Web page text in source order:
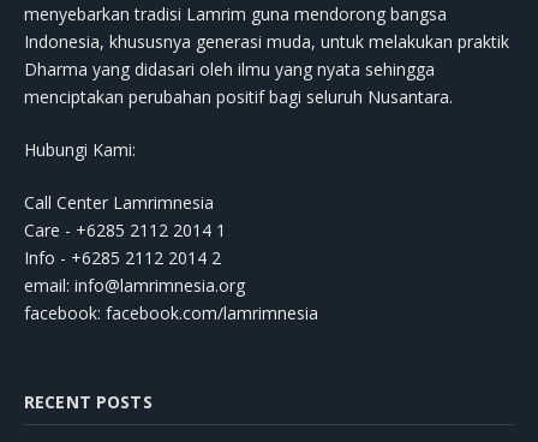
menyebarkan tradisi Lamrim guna mendorong bangsa
Indonesia, khususnya generasi muda, untuk melakukan praktik
Dharma yang didasari oleh ilmu yang nyata sehingga
menciptakan perubahan positif bagi seluruh Nusantara.
Hubungi Kami:
Call Center Lamrimnesia
Care - +6285 2112 2014 1
Info - +6285 2112 2014 2
email: info@lamrimnesia.org
facebook: facebook.com/lamrimnesia
RECENT POSTS